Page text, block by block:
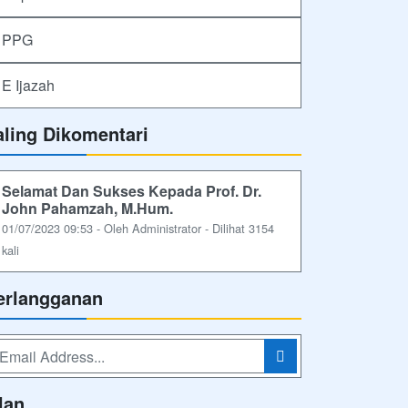
PPG
E Ijazah
Dikomentari
Selamat Dan Sukses Kepada Prof. Dr.
John Pahamzah, M.Hum.
01/07/2023 09:53 - Oleh Administrator - Dilihat 3154
kali